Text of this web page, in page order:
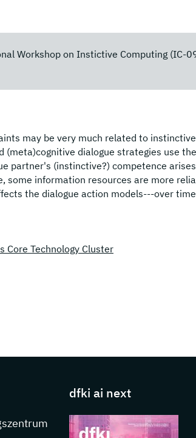
Workshop on Instictive Computing (IC-
may be very much related to instinctive
dialogue strategies use
partner's (instinctive?) competence
some information resources are more
the dialogue action models---over
Core Technology Cluster
dfki ai next